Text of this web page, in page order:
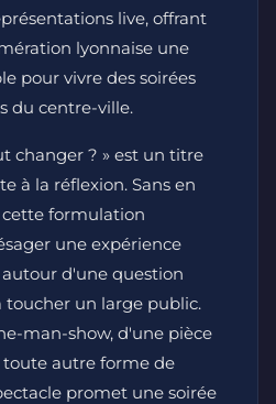
live, offrant
lyonnaise une
pour vivre des soirées
du centre-ville.
changer ? » est un titre
à la réflexion. Sans en
formulation
une expérience
d'une question
toucher un large public.
man-show, d'une pièce
autre forme de
promet une soirée